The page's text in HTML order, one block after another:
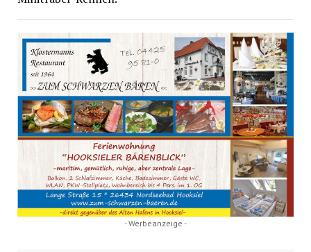
- Werbeanzeige -